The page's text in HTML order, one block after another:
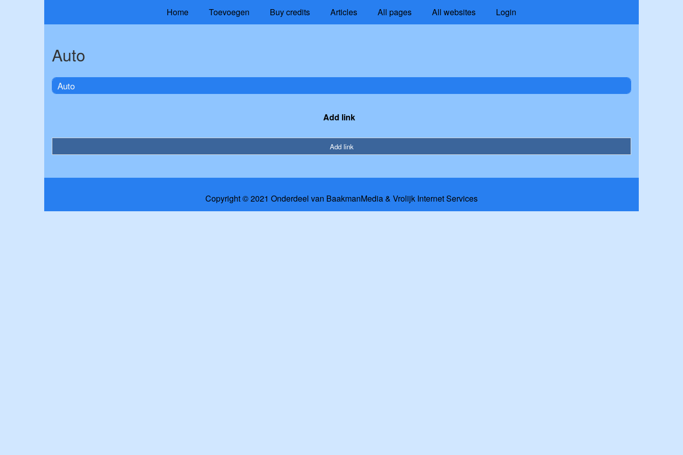
Home Toevoegen Buy credits Articles All pages All websites Login
Auto
Auto
Add link
Add link
Copyright © 2021 Onderdeel van BaakmanMedia& Vrolijk Internet Services